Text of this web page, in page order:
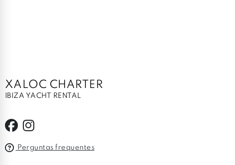
XALOC CHARTER
IBIZA YACHT RENTAL
Perguntas frequentes